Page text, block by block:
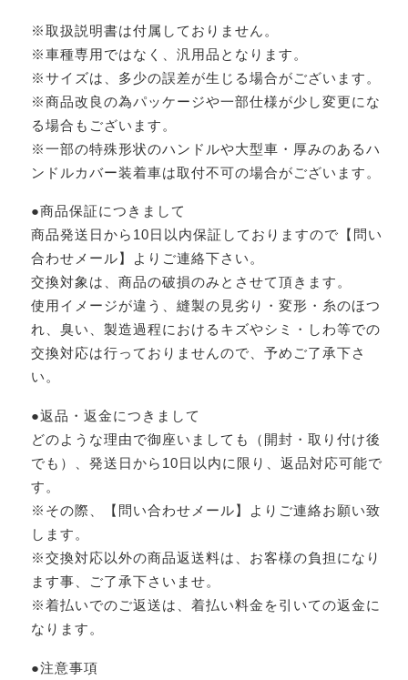
※取扱説明書は付属しておりません。
※車種専用ではなく、汎用品となります。
※サイズは、多少の誤差が生じる場合がございます。
※商品改良の為パッケージや一部仕様が少し変更にな
る場合もございます。
※一部の特殊形状のハンドルや大型車・厚みのあるハ
ンドルカバー装着車は取付不可の場合がございます。
●商品保証につきまして
商品発送日から10日以内保証しておりますので【問い
合わせメール】よりご連絡下さい。
交換対象は、商品の破損のみとさせて頂きます。
使用イメージが違う、縫製の見劣り・変形・糸のほつ
れ、臭い、製造過程におけるキズやシミ・しわ等での
交換対応は行っておりませんので、予めご了承下さ
い。
●返品・返金につきまして
どのような理由で御座いましても（開封・取り付け後
でも）、発送日から10日以内に限り、返品対応可能で
す。
※その際、【問い合わせメール】よりご連絡お願い致
します。
※交換対応以外の商品返送料は、お客様の負担になり
ます事、ご了承下さいませ。
※着払いでのご返送は、着払い料金を引いての返金に
なります。
●注意事項